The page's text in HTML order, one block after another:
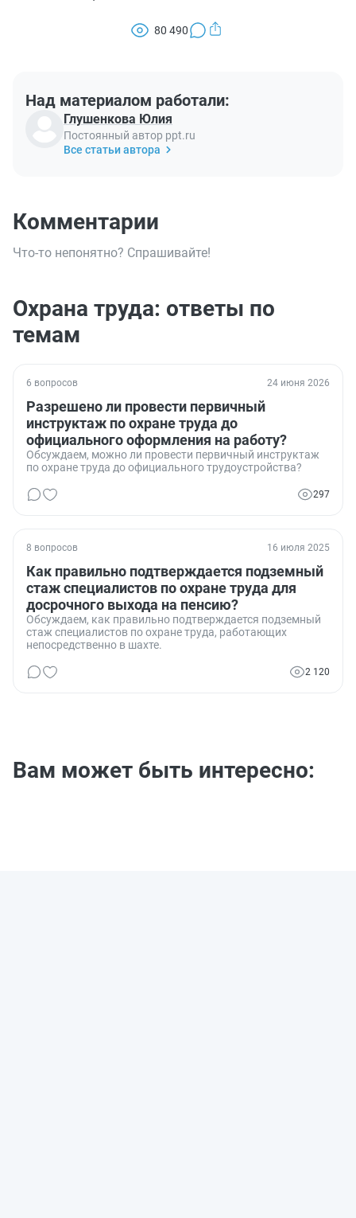
80 490
Над материалом работали:
Глушенкова Юлия
Постоянный автор ppt.ru
Все статьи автора
Комментарии
Что-то непонятно? Спрашивайте!
Охрана труда: ответы по
темам
6 вопросов 24 июня 2026
Разрешено ли провести первичный
инструктаж по охране труда до
официального оформления на работу?
Обсуждаем, можно ли провести первичный инструктаж
по охране труда до официального трудоустройства?
297
8 вопросов 16 июля 2025
Как правильно подтверждается подземный
стаж специалистов по охране труда для
досрочного выхода на пенсию?
Обсуждаем, как правильно подтверждается подземный
стаж специалистов по охране труда, работающих
непосредственно в шахте.
2 120
Вам может быть интересно: